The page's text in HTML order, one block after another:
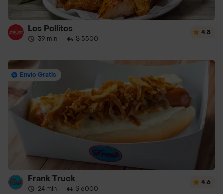
Los Pollitos
39 min · $ 5500
4.8
Envío Gratis
Frank Truck
24 min · $ 6000
4.6